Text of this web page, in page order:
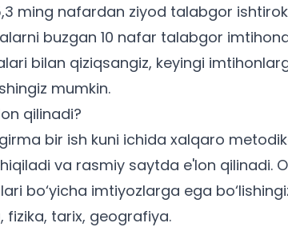
ming nafardan ziyod talabgor
buzgan 10 nafar talabgor
bilan qiziqsangiz, keyingi
mumkin.
qilinadi?
bir ish kuni ichida xalqaro
va rasmiy saytda e'lon qilinadi.
bo‘yicha imtiyozlarga ega
fizika, tarix, geografiya.